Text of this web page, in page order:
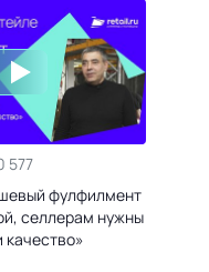
577
фулфилмент
селлерам нужны
качество»